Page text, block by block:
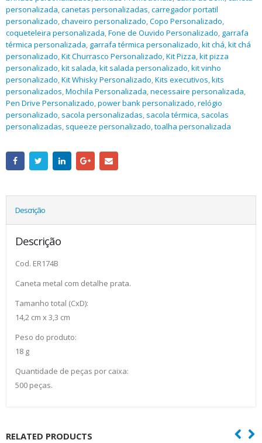
personalizada,canetas personalizadas,carregador portatil
personalizado,chaveiro personalizado,Copo Personalizado,
coqueteleira personalizada,Fone de Ouvido Personalizado, garrafa
térmica personalizada, garrafa térmica personalizado,kit chá,kit chá
personalizado,Kit Churrasco Personalizado,Kit Pizza,kit pizza
personalizado,kit salada,kit salada personalizado,kit vinho
personalizado,Kit Whisky Personalizado,Kits executivos,kits
personalizados,Mochila Personalizada,necessaire personalizada,
Pen Drive Personalizado,power bank personalizado,relógio
personalizado, sacola personalizadas, sacola térmica, sacolas
personalizadas, squeeze personalizado,toalha personalizada
Descrição
Descrição
Cod. ER174B
Caneta metal com detalhe prata.
Tamanho total (CxD):
14,2 cm x 3,3 cm
Peso do produto:
18 g
Quantidade de peças por caixa:
500 peças.
RELATED PRODUCTS